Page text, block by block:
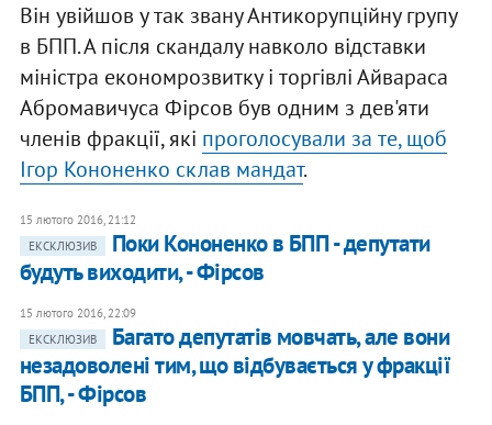
Він увійшов у так звану Антикорупційну групу
в БПП. А після скандалу навколо відставки
міністра економрозвитку і торгівлі Айвараса
Абромавичуса Фірсов був одним з дев'яти
членів фракції, які проголосували за те, щоб
Ігор Кононенко склав мандат.
15 лютого 2016, 21:12
ЕКСКЛЮЗИВ
Поки Кононенко в БПП - депутати
будуть виходити, - Фірсов
15 лютого 2016, 22:09
ЕКСКЛЮЗИВ
Багато депутатів мовчать, але вони
незадоволені тим, що відбувається у фракції
БПП, - Фірсов